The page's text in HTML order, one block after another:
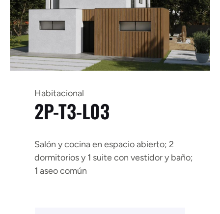
Habitacional
2P-T3-L03
Salón y cocina en espacio abierto; 2
dormitorios y 1 suite con vestidor y baño;
1 aseo común